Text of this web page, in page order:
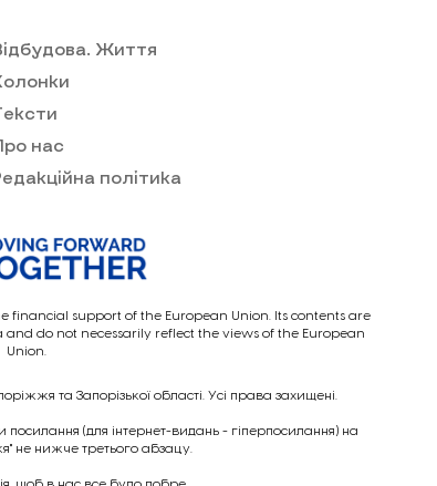
Життя
нас
політика
support of the European Union. Its contents are
do not necessarily reflect the views of the European
Union.
та Запорізької області. Усі права захищені.
(для інтернет-видань - гіперпосилання) на
не нижче третього абзацу.